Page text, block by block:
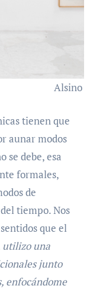
Alsino
tienen que
aunar modos
se debe, esa
formales,
de
tiempo. Nos
que el
utilizo una
junto
enfocándome